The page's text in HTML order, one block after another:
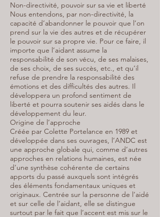
Non-directivité, pouvoir sur sa vie et liberté
Nous entendons, par non-directivité, la
capacité d’abandonner le pouvoir que l’on
prend sur la vie des autres et de récupérer
le pouvoir sur sa propre vie. Pour ce faire, il
importe que l’aidant assume la
responsabilité de son vécu, de ses malaises,
de ses choix, de ses succès, etc., et qu’il
refuse de prendre la responsabilité des
émotions et des difficultés des autres. Il
développera un profond sentiment de
liberté et pourra soutenir ses aidés dans le
développement du leur.
Origine de l’approche
Créée par Colette Portelance en 1989 et
développée dans ses ouvrages, l’ANDC est
une approche globale qui, comme d’autres
approches en relations humaines, est née
d’une synthèse cohérente de certains
apports du passé auxquels sont intégrés
des éléments fondamentaux uniques et
originaux. Centrée sur la personne de l’aidé
et sur celle de l’aidant, elle se distingue
surtout par le fait que l’accent est mis sur le